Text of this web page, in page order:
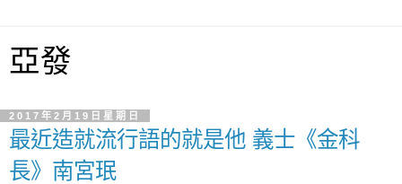
亞發
2017年2月19日星期日
最近造就流行語的就是他 義士《金科
長》南宮珉